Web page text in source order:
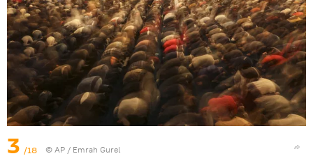
3 /18 © AP / Emrah Gurel